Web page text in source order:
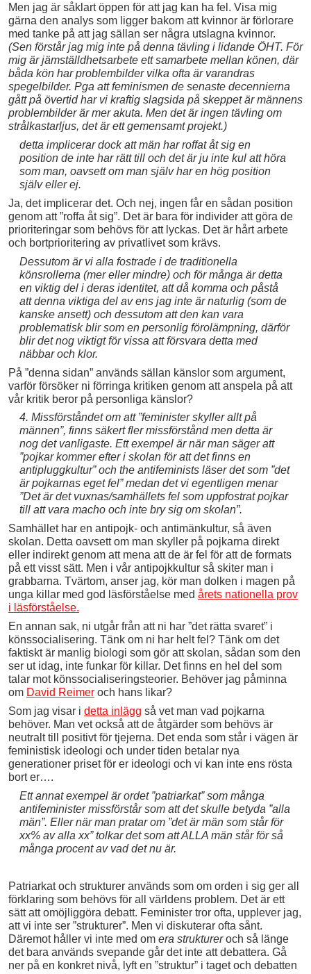
Men jag är såklart öppen för att jag kan ha fel. Visa mig
gärna den analys som ligger bakom att kvinnor är förlorare
med tanke på att jag sällan ser några utslagna kvinnor.
(Sen förstår jag mig inte på denna tävling i lidande ÖHT. För
mig är jämställdhetsarbete ett samarbete mellan könen, där
båda kön har problembilder vilka ofta är varandras
spegelbilder. Pga att feminismen de senaste decennierna
gått på övertid har vi kraftig slagsida på skeppet är männens
problembilder är mer akuta. Men det är ingen tävling om
strålkastarljus, det är ett gemensamt projekt.)
detta implicerar dock att män har roffat åt sig en
position de inte har rätt till och det är ju inte kul att höra
som man, oavsett om man själv har en hög position
själv eller ej.
Ja, det implicerar det. Och nej, ingen får en sådan position
genom att ”roffa åt sig”. Det är bara för individer att göra de
prioriteringar som behövs för att lyckas. Det är hårt arbete
och bortprioritering av privatlivet som krävs.
Dessutom är vi alla fostrade i de traditionella
könsrollerna (mer eller mindre) och för många är detta
en viktig del i deras identitet, att då komma och påstå
att denna viktiga del av ens jag inte är naturlig (som de
kanske ansett) och dessutom att den kan vara
problematisk blir som en personlig förolämpning, därför
blir det nog viktigt för vissa att försvara detta med
näbbar och klor.
På ”denna sidan” används sällan känslor som argument,
varför försöker ni förringa kritiken genom att anspela på att
vår kritik beror på personliga känslor?
4. Missförståndet om att ”feminister skyller allt på
männen”, finns säkert fler missförstånd men detta är
nog det vanligaste. Ett exempel är när man säger att
”pojkar kommer efter i skolan för att det finns en
antipluggkultur” och the antifeminists läser det som ”det
är pojkarnas eget fel” medan det vi egentligen menar
”Det är det vuxnas/samhällets fel som uppfostrat pojkar
till att vara macho och inte bry sig om skolan”.
Samhället har en antipojk- och antimänkultur, så även
skolan. Detta oavsett om man skyller på pojkarna direkt
eller indirekt genom att mena att de är fel för att de formats
på ett visst sätt. Men i vår antipojkkultur så skiter man i
grabbarna. Tvärtom, anser jag, kör man dolken i magen på
unga killar med god läsförståelse med årets nationella prov
i läsförståelse.
En annan sak, ni utgår från att ni har ”det rätta svaret” i
könssocialisering. Tänk om ni har helt fel? Tänk om det
faktiskt är manlig biologi som gör att skolan, sådan som den
ser ut idag, inte funkar för killar. Det finns en hel del som
talar mot könssocialiseringsteorier. Behöver jag påminna
om David Reimer och hans likar?
Som jag visar i detta inlägg så vet man vad pojkarna
behöver. Man vet också att de åtgärder som behövs är
neutralt till positivt för tjejerna. Det enda som står i vägen är
feministisk ideologi och under tiden betalar nya
generationer priset för er ideologi och vi kan inte ens rösta
bort er….
Ett annat exempel är ordet ”patriarkat” som många
antifeminister missförstår som att det skulle betyda ”alla
män”. Eller när man pratar om ”det är män som står för
xx% av alla xx” tolkar det som att ALLA män står för så
många procent av vad det nu är.
Patriarkat och strukturer används som om orden i sig ger all
förklaring som behövs för all världens problem. Det är ett
sätt att omöjliggöra debatt. Feminister tror ofta, upplever jag,
att vi inte ser ”strukturer”. Men vi diskuterar ofta sånt.
Däremot håller vi inte med om era struktureroch så länge
det bara används svepande går det inte att debattera. Gå
ner på en konkret nivå, lyft en ”struktur” i taget och debatten